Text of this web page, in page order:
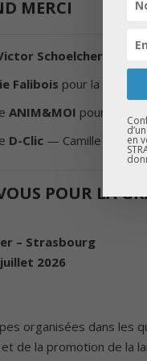
MERCI
Schoelcher
Falibois pour la lecture
ANIM&MOI pour les
D-Clic — Camille
POUR LA
– Strasbourg
2026
organisées dans les
de la promotion de la
en